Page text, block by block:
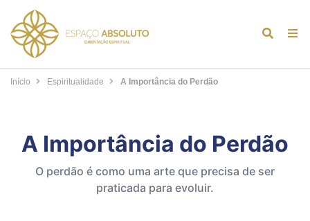
de
Início Espiritualidade A Importância do Perdão
A Importância do Perdão
O perdão é como uma arte que precisa de ser
praticada para evoluir.